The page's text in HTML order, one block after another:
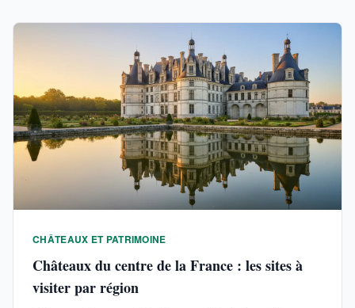
CHÂTEAUX ET PATRIMOINE
Châteaux du centre de la France : les sites à
visiter par région